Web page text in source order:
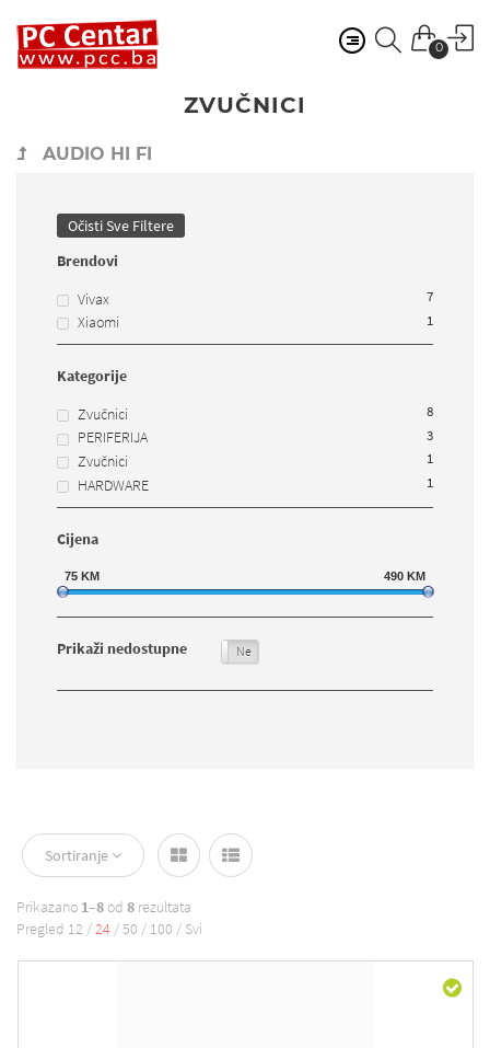
0
ZVUČNICI
AUDIO HI FI
Očisti Sve Filtere
Brendovi
Vivax
7
Xiaomi 1
Kategorije
Zvučnici
8
PERIFERIJA 3
Zvučnici 1
HARDWARE 1
Cijena
75 KM 490 KM
Prikaži nedostupne Ne
Sortiranje
Prikazano 1–8 od 8 rezultata
Pregled 12 /24 /50 / 100 / Svi